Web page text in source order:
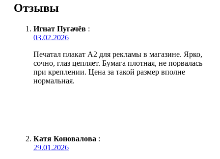
Отзывы
Игнат Пугачёв :
03.02.2026
Печатал плакат А2 для рекламы в магазине. Ярко,
сочно, глаз цепляет. Бумага плотная, не порвалась
при креплении. Цена за такой размер вполне
нормальная.
Катя Коновалова :
29.01.2026